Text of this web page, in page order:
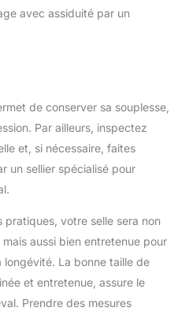
avec assiduité par un
de conserver sa souplesse,
Par ailleurs, inspectez
et, si nécessaire, faites
un sellier spécialisé pour
pratiques, votre selle sera non
aussi bien entretenue pour
La bonne taille de
et entretenue, assure le
Prendre des mesures